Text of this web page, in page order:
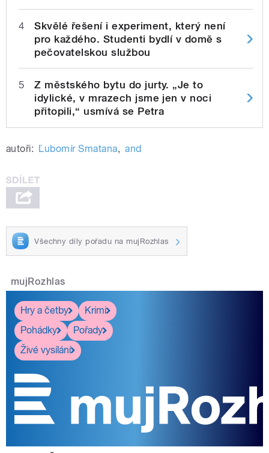
4
Skvělé řešení i experiment, který není
pro každého. Studenti bydlí v domě s
pečovatelskou službou
5
Z městského bytu do jurty. „Je to
idylické, v mrazech jsme jen v noci
přitopili,“ usmívá se Petra
autoři: Ľubomír Smatana, and
Všechny díly pořadu na mujRozhlas
mujRozhlas
Hry a četby
Krimi
Pohádky
Pořady
Živé vysílání